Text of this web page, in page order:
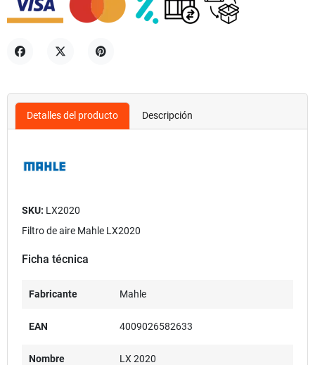
Detalles del producto Descripción
SKU: LX2020
Filtro de aire Mahle LX2020
Ficha técnica
Fabricante Mahle
EAN 4009026582633
Nombre
LX 2020